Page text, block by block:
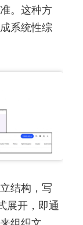
。这种方
系统性综
结构，写
展开，即通